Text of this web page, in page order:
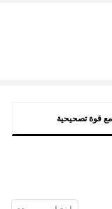
مع قوة تصحيحية